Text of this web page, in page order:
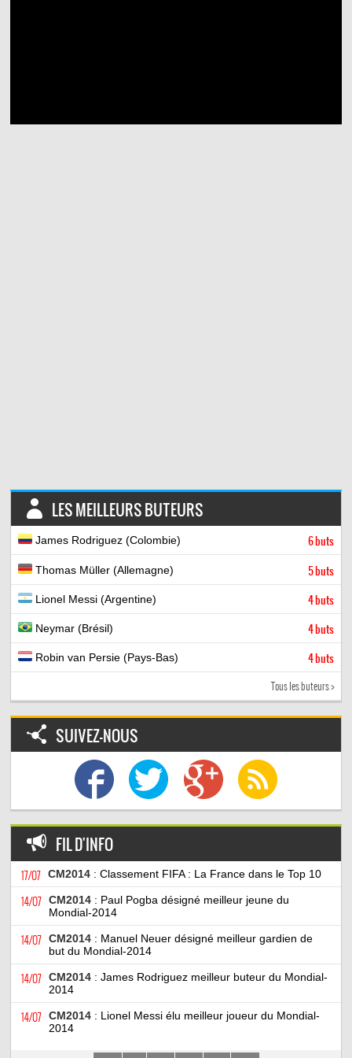
LES MEILLEURS BUTEURS
James Rodriguez (Colombie) 6 buts
Thomas Müller (Allemagne) 5 buts
Lionel Messi (Argentine) 4 buts
Neymar (Brésil) 4 buts
Robin van Persie (Pays-Bas) 4 buts
Tous les buteurs >
SUIVEZ-NOUS
FIL D'INFO
17/07 CM2014 : Classement FIFA : La France dans le Top 10
14/07 CM2014 : Paul Pogba désigné meilleur jeune du
Mondial-2014
14/07 CM2014 : Manuel Neuer désigné meilleur gardien de
but du Mondial-2014
14/07 CM2014 : James Rodriguez meilleur buteur du Mondial-
2014
14/07 CM2014 : Lionel Messi élu meilleur joueur du Mondial-
2014